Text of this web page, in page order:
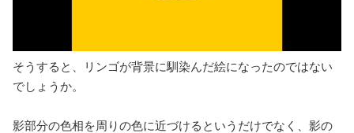
そうすると、リンゴが背景に馴染んだ絵になったのではない
でしょうか。
影部分の色相を周りの色に近づけるというだけでなく、影の